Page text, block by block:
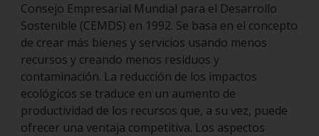
Consejo Empresarial Mundial para el Desarrollo
Sostenible (CEMDS) en 1992. Se basa en el concepto
de crear más bienes y servicios usando menos
recursos y creando menos residuos y
contaminación. La reducción de los impactos
ecológicos se traduce en un aumento de
productividad de los recursos que, a su vez, puede
ofrecer una ventaja competitiva. Los aspectos